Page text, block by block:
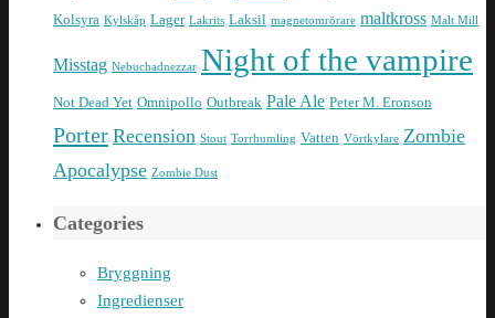
Kolsyra Kylskåp Lager Lakrits Laksil magnetomrörare maltkross Malt Mill
Misstag Nebuchadnezzar Night of the vampire
Not Dead Yet Omnipollo Outbreak Pale Ale Peter M. Eronson
Porter Recension Stout Torrhumling Vatten Vörtkylare Zombie
Apocalypse Zombie Dust
Categories
Bryggning
Ingredienser